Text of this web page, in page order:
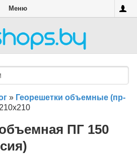
Меню
» Георешетки объемные (пр-
ПГ 150